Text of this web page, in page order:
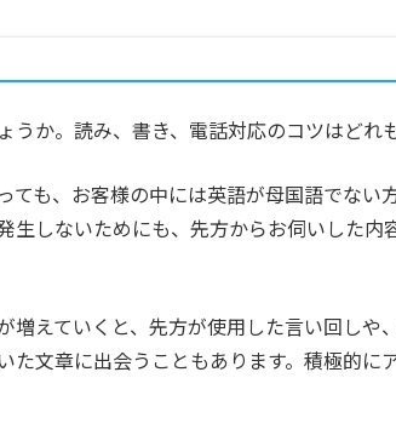
うか。読み、書き、電話対応のコツはどれ
ても、お客様の中には英語が母国語でない
生しないためにも、先方からお伺いした
増えていくと、先方が使用した言い回しや
た文章に出会うこともあります。積極的